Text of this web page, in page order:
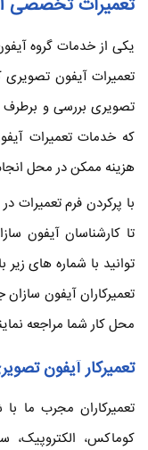
تعمیرات تخصصی
یکی از خدمات گروه
تعمیرات آیفون
تصویری بررسی و برطرف
که خدمات تعمیرات
هزینه ممکن در محل
با پرکردن فرم تعمیرات
تا کارشناسان آیفون
توانید با شماره های
تعمیرکاران آیفون
محل کار شما مراجعه
تعمیرکار آیفون
تعمیرکاران مجرب ما
کوماکس، الکتروپیک،